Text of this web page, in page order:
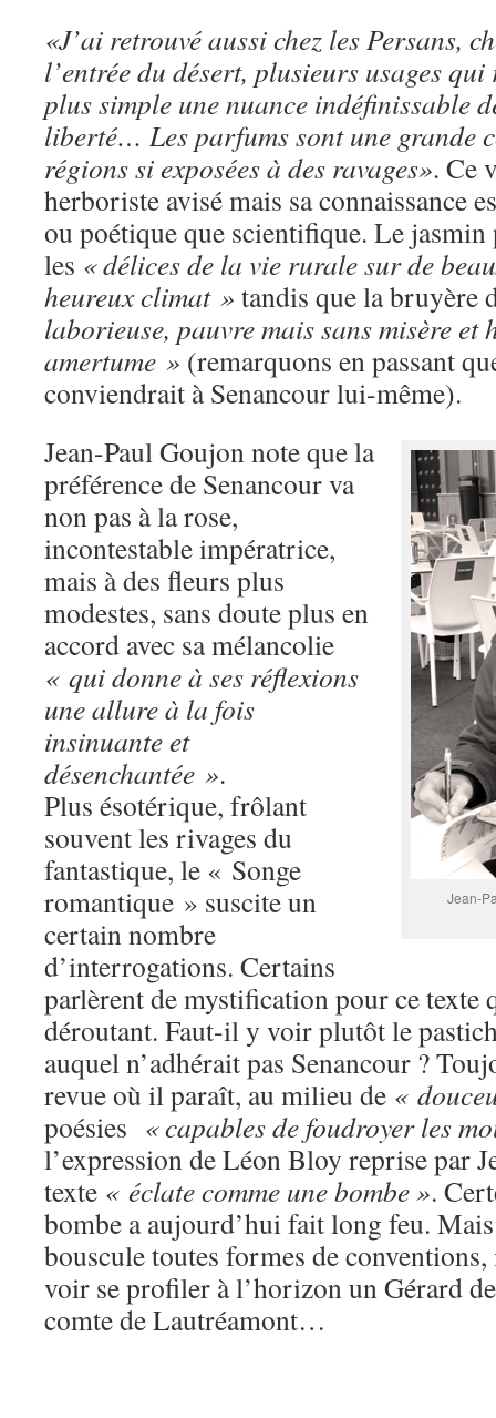
«J’ai retrouvé aussi chez les Persans,
l’entrée du désert, plusieurs usages
plus simple une nuance indéfinissable
liberté… Les parfums sont une grande
régions si exposées à des ravages». Ce
herboriste avisé mais sa connaissance
ou poétique que scientifique. Le
les « délices de la vie rurale sur de
heureux climat » tandis que la bruyère
laborieuse, pauvre mais sans misère et
amertume » (remarquons en passant
conviendrait à Senancour lui-même).
Jean-
Jean-Paul Goujon note que la
préférence de Senancour va
non pas à la rose,
incontestable impératrice,
mais à des fleurs plus
modestes, sans doute plus en
accord avec sa mélancolie
« qui donne à ses réflexions
une allure à la fois
insinuante et
désenchantée ».
Plus ésotérique, frôlant
souvent les rivages du
fantastique, le « Songe
romantique » suscite un
certain nombre
d’interrogations. Certains
parlèrent de mystification pour ce texte
déroutant. Faut-il y voir plutôt le
auquel n’adhérait pas Senancour ?
revue où il paraît, au milieu de «
poésies « capables de foudroyer les
l’expression de Léon Bloy reprise par
texte « éclate comme une bombe ».
bombe a aujourd’hui fait long feu.
bouscule toutes formes de
voir se profiler à l’horizon un Gérard
comte de Lautréamont…